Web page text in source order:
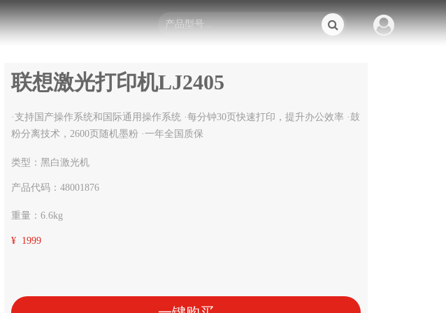
联想激光打印机LJ2405
·支持国产操作系统和国际通用操作系统 ·每分钟30页快速打印，提升办公效率 ·鼓
粉分离技术，2600页随机墨粉 ·一年全国质保
类型：黑白激光机
产品代码：48001876
重量：6.6kg
¥ 1999